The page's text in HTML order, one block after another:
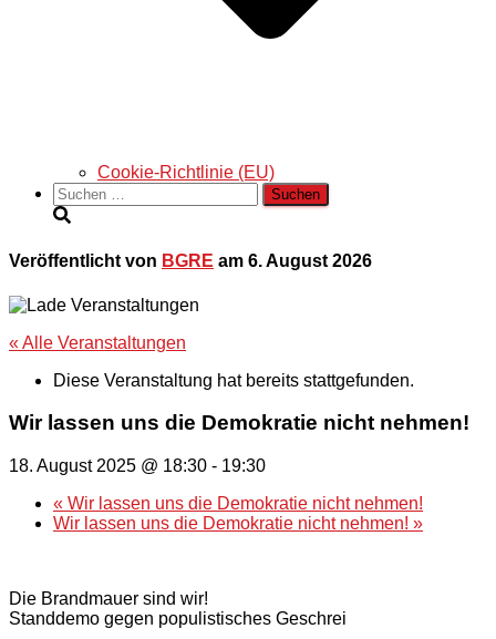
Cookie-Richtlinie (EU)
Suchen
nach:
Veröffentlicht von BGRE am 6. August 2026
« Alle Veranstaltungen
Diese Veranstaltung hat bereits stattgefunden.
Wir lassen uns die Demokratie nicht nehmen!
18. August 2025 @ 18:30 - 19:30
« Wir lassen uns die Demokratie nicht nehmen!
Wir lassen uns die Demokratie nicht nehmen! »
Die Brandmauer sind wir!
Standdemo gegen populistisches Geschrei